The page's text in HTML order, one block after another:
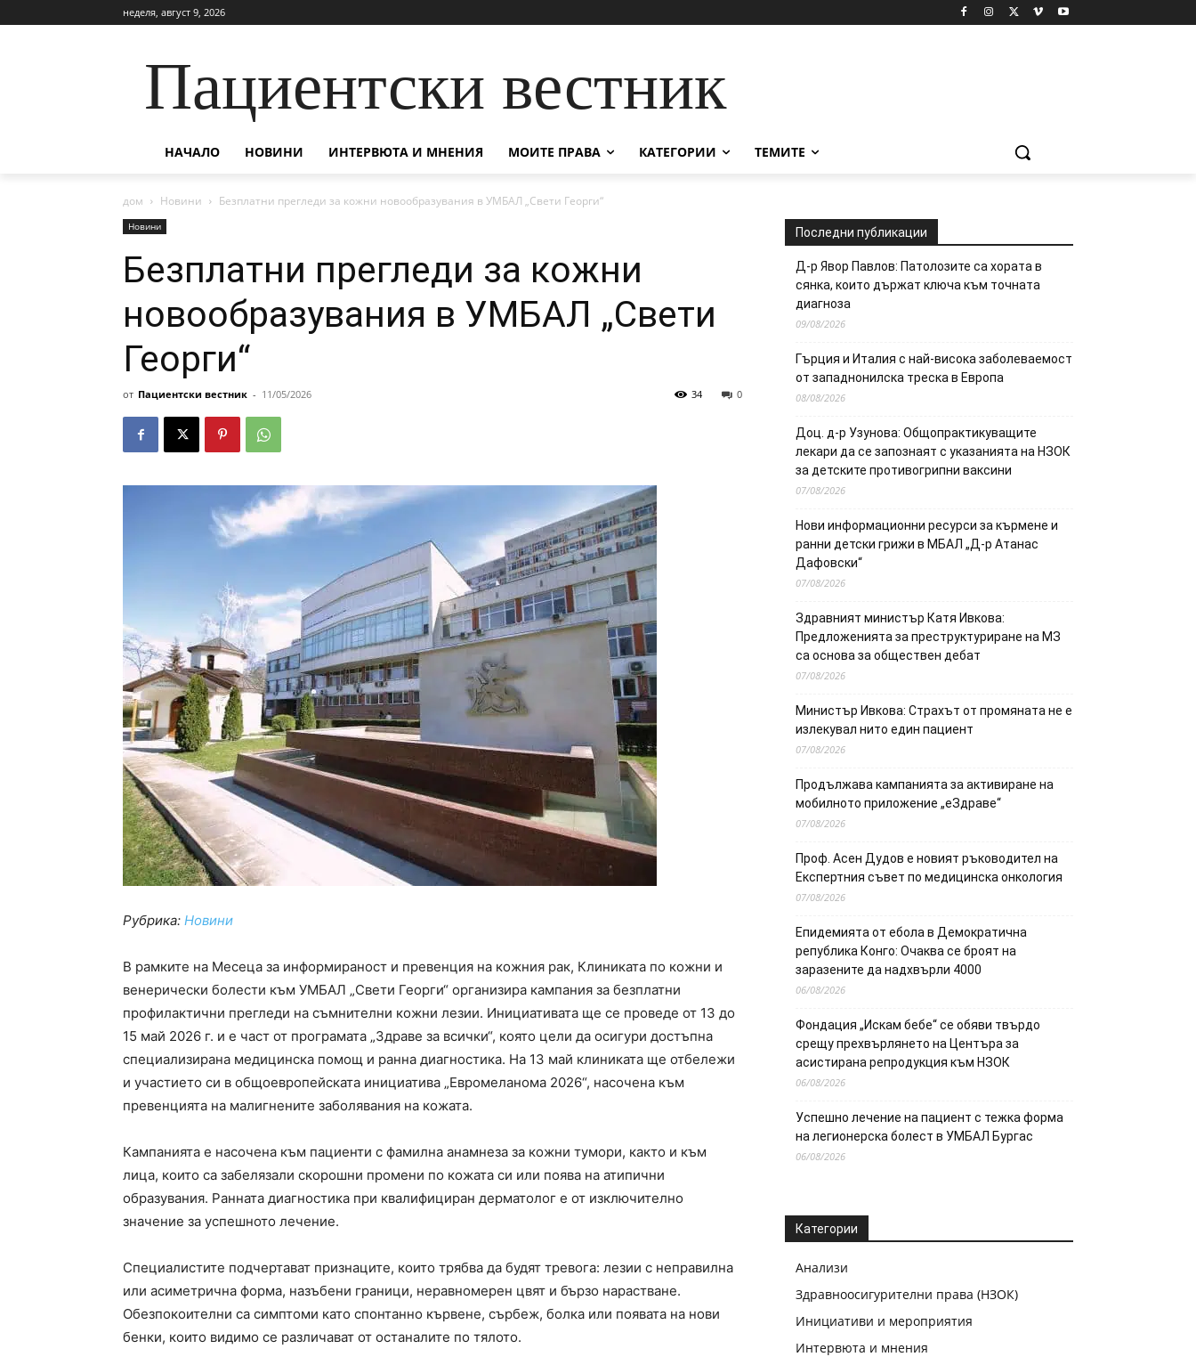
неделя, август 9, 2026
Пациентски вестник
НАЧАЛО НОВИНИ ИНТЕРВЮТА И МНЕНИЯ МОИТЕ ПРАВА КАТЕГОРИИ ТЕМИТЕ
дом Новини Безплатни прегледи за кожни новообразувания в УМБАЛ „Свети Георги“
Новини
Безплатни прегледи за кожни
новообразувания в УМБАЛ „Свети
Георги“
от Пациентски вестник - 11/05/2026 0
34
Рубрика: Новини
В рамките на Месеца за информираност и превенция на кожния рак, Клиниката по кожни и
венерически болести към УМБАЛ „Свети Георги“ организира кампания за безплатни
профилактични прегледи на съмнителни кожни лезии. Инициативата ще се проведе от 13 до
15 май 2026 г. и е част от програмата „Здраве за всички“, която цели да осигури достъпна
специализирана медицинска помощ и ранна диагностика. На 13 май клиниката ще отбележи
и участието си в общоевропейската инициатива „Евромеланома 2026“, насочена към
превенцията на малигнените заболявания на кожата.
Кампанията е насочена към пациенти с фамилна анамнеза за кожни тумори, както и към
лица, които са забелязали скорошни промени по кожата си или поява на атипични
образувания. Ранната диагностика при квалифициран дерматолог е от изключително
значение за успешното лечение.
Специалистите подчертават признаците, които трябва да будят тревога: лезии с неправилна
или асиметрична форма, назъбени граници, неравномерен цвят и бързо нарастване.
Обезпокоителни са симптоми като спонтанно кървене, сърбеж, болка или появата на нови
бенки, които видимо се различават от останалите по тялото.
Последни публикации
Д-р Явор Павлов: Патолозите са хората в
сянка, които държат ключа към точната
диагноза
09/08/2026
Гърция и Италия с най-висока заболеваемост
от западнонилска треска в Европа
08/08/2026
Доц. д-р Узунова: Общопрактикуващите
лекари да се запознаят с указанията на НЗОК
за детските противогрипни ваксини
07/08/2026
Нови информационни ресурси за кърмене и
ранни детски грижи в МБАЛ „Д-р Атанас
Дафовски“
07/08/2026
Здравният министър Катя Ивкова:
Предложенията за преструктуриране на МЗ
са основа за обществен дебат
07/08/2026
Министър Ивкова: Страхът от промяната не е
излекувал нито един пациент
07/08/2026
Продължава кампанията за активиране на
мобилното приложение „еЗдраве“
07/08/2026
Проф. Асен Дудов е новият ръководител на
Експертния съвет по медицинска онкология
07/08/2026
Епидемията от ебола в Демократична
република Конго: Очаква се броят на
заразените да надхвърли 4000
06/08/2026
Фондация „Искам бебе“ се обяви твърдо
срещу прехвърлянето на Центъра за
асистирана репродукция към НЗОК
06/08/2026
Успешно лечение на пациент с тежка форма
на легионерска болест в УМБАЛ Бургас
06/08/2026
Категории
Анализи
Здравноосигурителни права (НЗОК)
Инициативи и мероприятия
Интервюта и мнения